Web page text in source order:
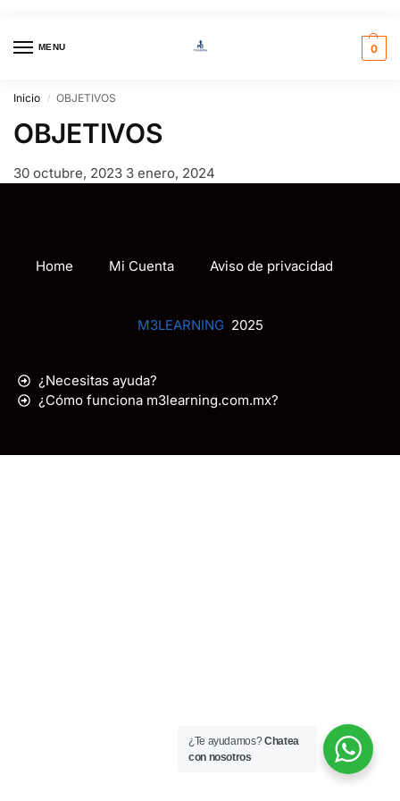
MENU 0
Inicio / OBJETIVOS
OBJETIVOS
30 octubre, 2023 3 enero, 2024
Home Mi Cuenta Aviso de privacidad
M3LEARNING2025
¿Necesitas ayuda?
¿Cómo funciona m3learning.com.mx?
¿Te ayudamos?Chatea
con nosotros